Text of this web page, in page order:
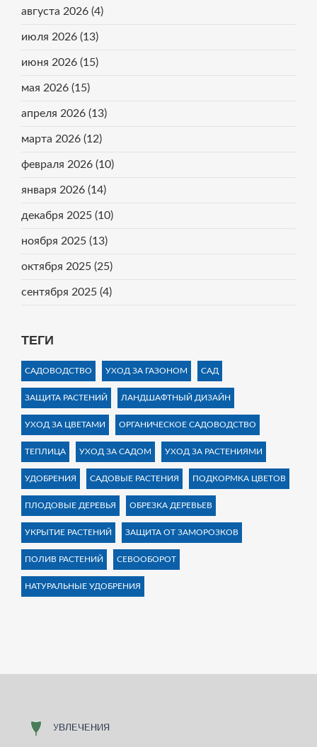
августа 2026 (4)
июля 2026 (13)
июня 2026 (15)
мая 2026 (15)
апреля 2026 (13)
марта 2026 (12)
февраля 2026 (10)
января 2026 (14)
декабря 2025 (10)
ноября 2025 (13)
октября 2025 (25)
сентября 2025 (4)
ТЕГИ
САДОВОДСТВО УХОД ЗА ГАЗОНОМ САД
ЗАЩИТА РАСТЕНИЙ ЛАНДШАФТНЫЙ ДИЗАЙН
УХОД ЗА ЦВЕТАМИ ОРГАНИЧЕСКОЕ САДОВОДСТВО
ТЕПЛИЦА УХОД ЗА САДОМ УХОД ЗА РАСТЕНИЯМИ
УДОБРЕНИЯ САДОВЫЕ РАСТЕНИЯ ПОДКОРМКА ЦВЕТОВ
ПЛОДОВЫЕ ДЕРЕВЬЯ ОБРЕЗКА ДЕРЕВЬЕВ
УКРЫТИЕ РАСТЕНИЙ ЗАЩИТА ОТ ЗАМОРОЗКОВ
ПОЛИВ РАСТЕНИЙ СЕВООБОРОТ
НАТУРАЛЬНЫЕ УДОБРЕНИЯ